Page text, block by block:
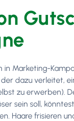
Marketing-
dazu verleitet,
zu erwerben).
sein soll,
Haare frisieren